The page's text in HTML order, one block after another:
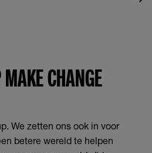
CHANGE
We zetten ons ook in voor
betere wereld te helpen